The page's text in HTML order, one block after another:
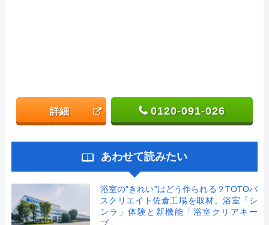
詳細 0120-091-026
あわせて読みたい
浴室の”きれい”はどう作られる？TOTOバ
スクリエイト佐倉工場を取材。浴室「シ
ンラ」体験と新機能「浴室クリアキー